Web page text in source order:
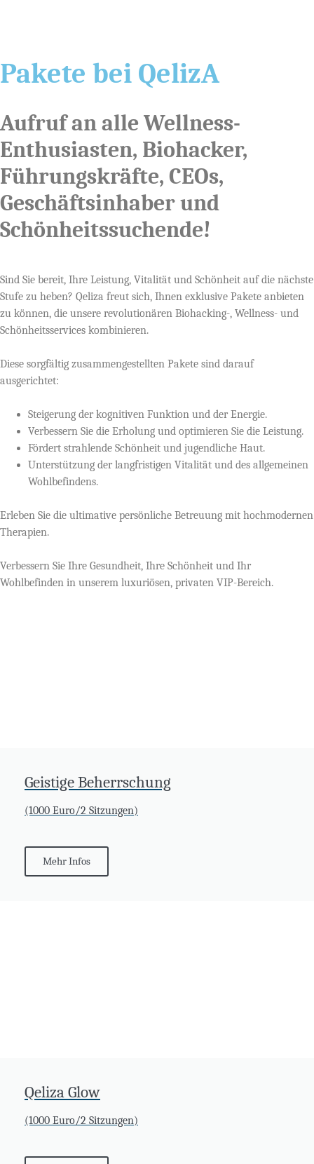
Pakete bei QelizA
Aufruf an alle Wellness-
Enthusiasten, Biohacker,
Führungskräfte, CEOs,
Geschäftsinhaber und
Schönheitssuchende!
Sind Sie bereit, Ihre Leistung, Vitalität und Schönheit auf die nächste
Stufe zu heben? Qeliza freut sich, Ihnen exklusive Pakete anbieten
zu können, die unsere revolutionären Biohacking-, Wellness- und
Schönheitsservices kombinieren.
Diese sorgfältig zusammengestellten Pakete sind darauf
ausgerichtet:
Steigerung der kognitiven Funktion und der Energie.
Verbessern Sie die Erholung und optimieren Sie die Leistung.
Fördert strahlende Schönheit und jugendliche Haut.
Unterstützung der langfristigen Vitalität und des allgemeinen
Wohlbefindens.
Erleben Sie die ultimative persönliche Betreuung mit hochmodernen
Therapien.
Verbessern Sie Ihre Gesundheit, Ihre Schönheit und Ihr
Wohlbefinden in unserem luxuriösen, privaten VIP-Bereich.
Geistige Beherrschung
(1000 Euro/2 Sitzungen)
Mehr Infos
Qeliza Glow
(1000 Euro/2 Sitzungen)